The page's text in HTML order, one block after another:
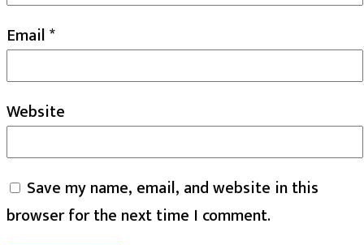
Email*
Website
Save my name, email, and website in this
browser for the next time I comment.